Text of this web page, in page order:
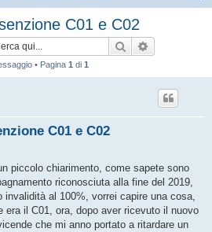
C01 e C02
Cerca
• Pagina 1 di 1
C01 e C02
piccolo chiarimento, come sapete sono
riconosciuta alla fine del 2019,
al 100%, vorrei capire una cosa,
era il C01, ora, dopo aver ricevuto il nuovo
che mi anno portato a ritardare un